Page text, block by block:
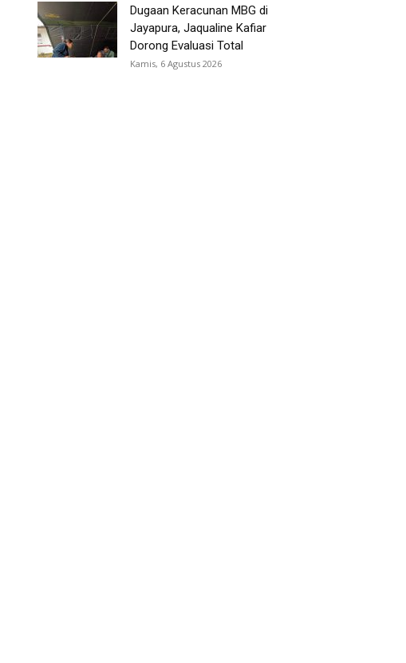
Dugaan Keracunan MBG di
Jayapura, Jaqualine Kafiar
Dorong Evaluasi Total
Kamis, 6 Agustus 2026